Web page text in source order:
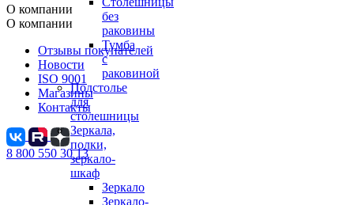
без
раковины
Тумба
с
раковиной
Подстолье
для
столешницы
Зеркала,
полки,
зеркало-
шкаф
Зеркало
Зеркало-
О компании
О компании
Отзывы покупателей
Новости
ISO 9001
Магазины
Контакты
8 800 550 30 13